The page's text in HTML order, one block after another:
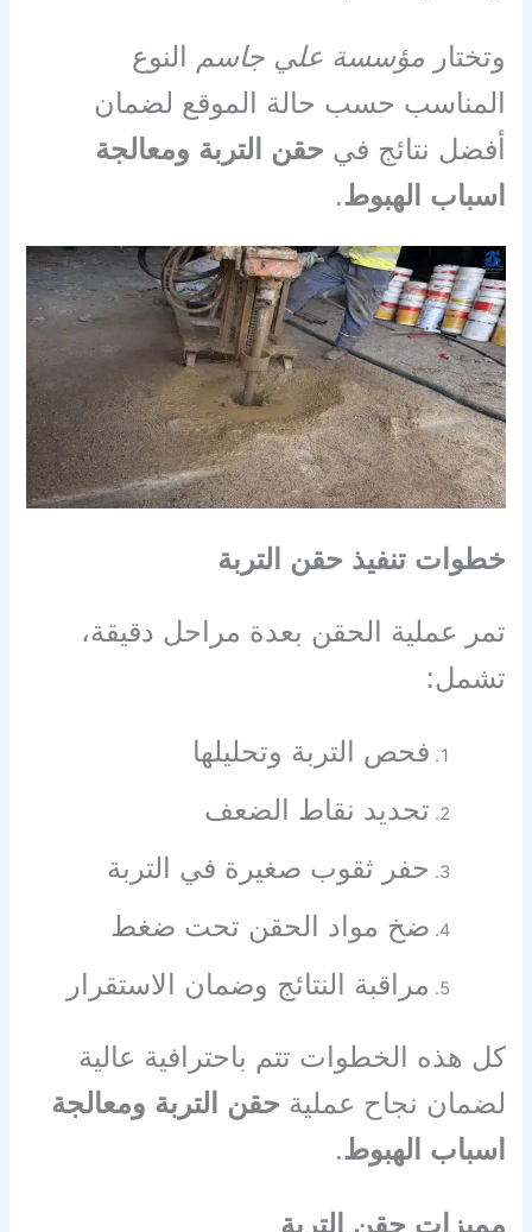
وتختار مؤسسة علي جاسم
النوع
المناسب حسب حالة الموقع لضمان
أفضل نتائج في حقن التربة ومعالجة
اسباب الهبوط.
خطوات تنفيذ حقن التربة
تمر عملية الحقن بعدة مراحل دقيقة،
تشمل:
فحص التربة وتحليلها
تحديد نقاط الضعف
حفر ثقوب صغيرة في التربة
ضخ مواد الحقن تحت ضغط
مراقبة النتائج وضمان الاستقرار
كل هذه الخطوات تتم باحترافية عالية
لضمان نجاح عملية حقن التربة ومعالجة
اسباب الهبوط.
مميزات حقن التربة